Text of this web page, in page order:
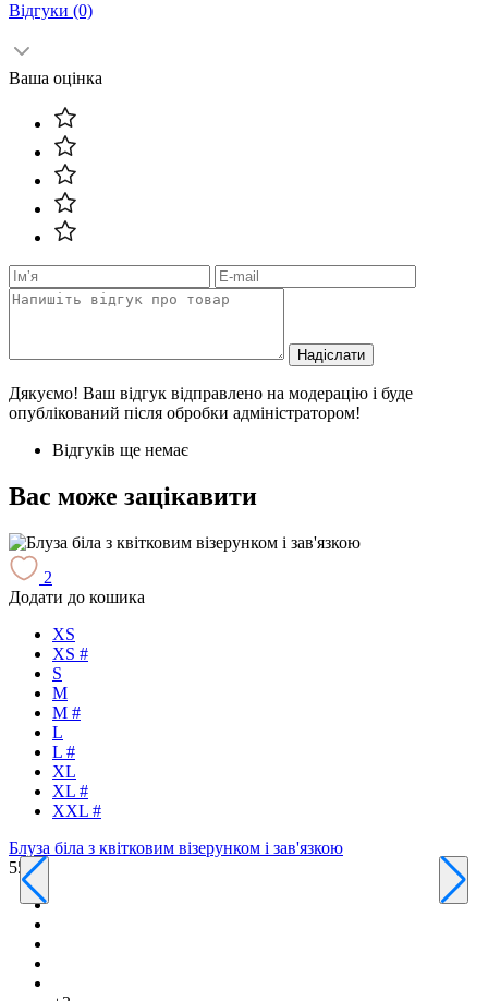
Відгуки (0)
Ваша оцінка
Надіслати
Дякуємо! Ваш відгук відправлено на модерацію і буде
опублікований після обробки адміністратором!
Відгуків ще немає
Вас може зацікавити
2
Додати до кошика
XS
XS #
S
M
M #
L
L #
XL
XL #
XXL #
Блуза біла з квітковим візерунком і зав'язкою
550 ₴